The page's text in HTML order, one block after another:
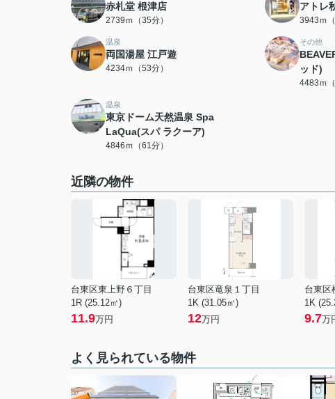
赤札堂 根津店
2739ｍ（35分）
アトレ
3943ｍ（
温泉
両国湯屋 江戸遊
4234ｍ（53分）
その他
ッド)
4483ｍ（
温泉
東京ドーム天然温泉 Spa
LaQua(スパ ラクーア)
4846ｍ（61分）
近隣の物件
台東区東上野６丁目
1R (25.12㎡)
11.9万円
台東区竜泉１丁目
1K (31.05㎡)
12万円
台東区
1K
9.7万
よく見られている物件